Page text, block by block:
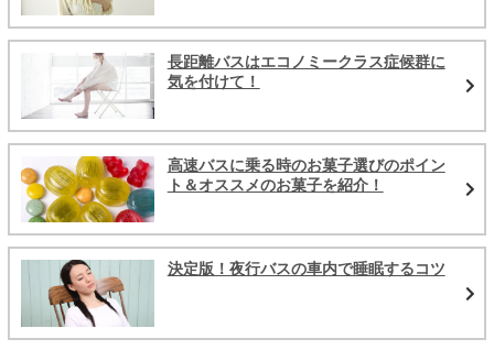
長距離バスはエコノミークラス症候群に
気を付けて！
高速バスに乗る時のお菓子選びのポイン
ト＆オススメのお菓子を紹介！
決定版！夜行バスの車内で睡眠するコツ